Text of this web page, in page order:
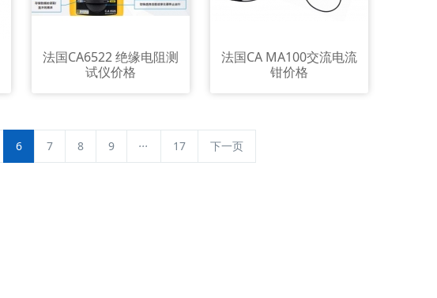
法国CA6522 绝缘电阻测
试仪价格
法国CA MA100交流电流
钳价格
6 7 8 9 ... 17 下一页